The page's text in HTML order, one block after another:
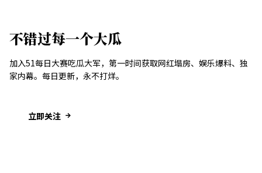
不错过每一个大瓜
加入51每日大赛吃瓜大军，第一时间获取网红塌房、娱乐爆料、独
家内幕。每日更新，永不打烊。
立即关注